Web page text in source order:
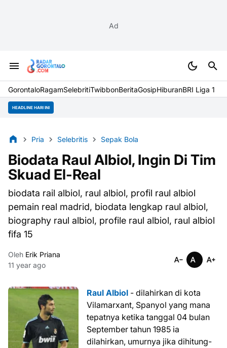
Ad
GorontaloRagamSelebritiTwibbonBeritaGosipHiburanBRI Liga 1
HEADLINE HARI INI
Pria Selebritis Sepak Bola
Biodata Raul Albiol, Ingin Di Tim
Skuad El-Real
biodata rail albiol, raul albiol, profil raul albiol
pemain real madrid, biodata lengkap raul albiol,
biography raul albiol, profile raul albiol, raul albiol
fifa 15
Oleh Erik Priana
11 year ago
Raul Albiol - dilahirkan di kota
Vilamarxant, Spanyol yang mana
tepatnya ketika tanggal 04 bulan
September tahun 1985 ia
dilahirkan, umurnya jika dihitung-